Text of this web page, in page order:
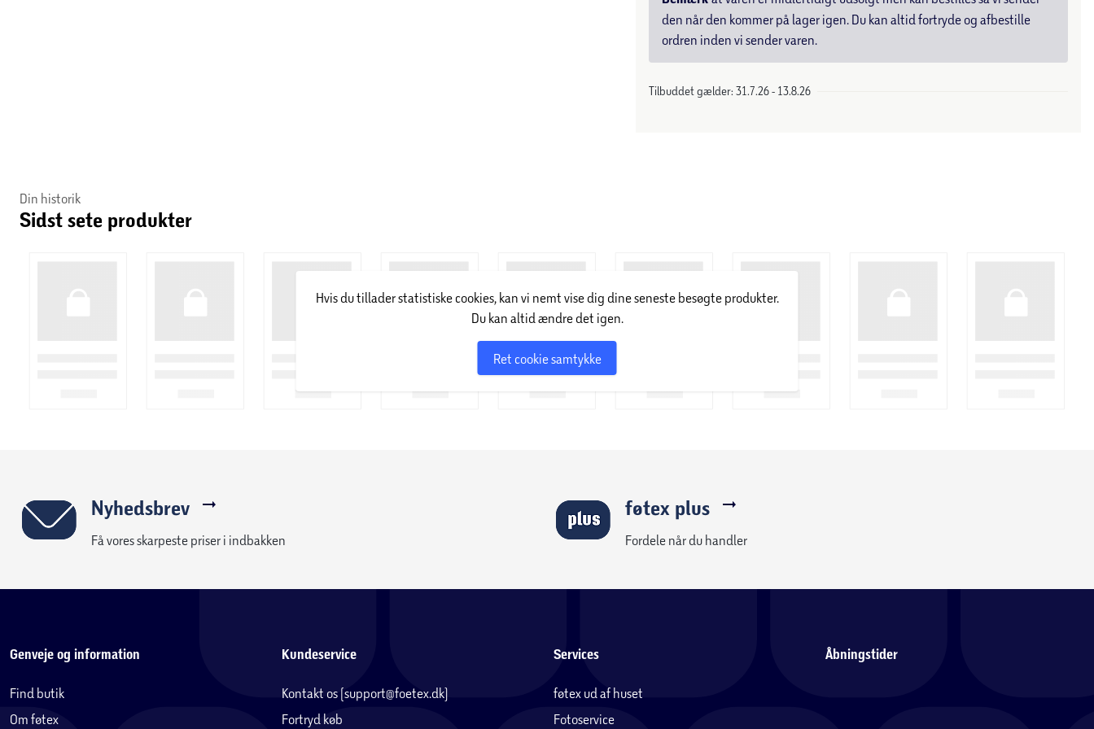
hvilket sikrer en længere holdbarhed på fjederen.
Huma Prestige boxmadrassen produceres i Danmark og bygger på mere end 70 års erfaring indenfor
sengeproduktion. Yderligere inkluderer sengen også 10 års garanti mod fjederbrud.
den når den kommer på lager igen. Du kan altid fortryde og afbestille
ordren inden vi sender varen.
Tilbuddet gælder: 31.7.26 - 13.8.26
Din historik
Sidst sete produkter
Hvis du tillader statistiske cookies, kan vi nemt vise dig dine seneste besøgte produkter.
Du kan altid ændre det igen.
Ret cookie samtykke
Nyhedsbrev
Få vores skarpeste priser i indbakken
føtex plus
Fordele når du handler
Genveje og information
Find butik
Om føtex
Kundeservice
Kontakt os (support@foetex.dk)
Fortryd køb
Services
føtex ud af huset
Fotoservice
Åbningstider